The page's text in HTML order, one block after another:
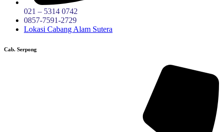
021 – 5314 0742
0857-7591-2729
Lokasi Cabang Alam Sutera
Cab. Serpong